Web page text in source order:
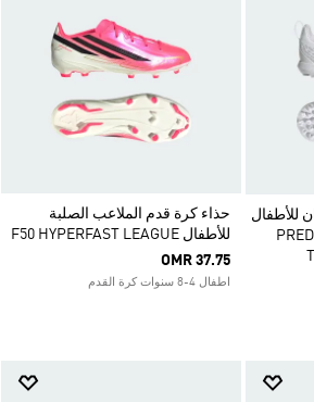
للأطفال
حذاء كرة قدم الملاعب الصلبة
للأطفال F50 HYPERFAST LEAGUE
OMR 37.75
اطفال 4-8 سنوات كرة القدم